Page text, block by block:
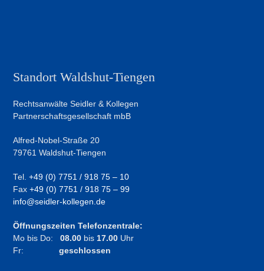
Standort Waldshut-Tiengen
Rechtsanwälte Seidler & Kollegen
Partnerschaftsgesellschaft mbB
Alfred-Nobel-Straße 20
79761 Waldshut-Tiengen
Tel.+49 (0) 7751 / 918 75 – 10
Fax+49 (0) 7751 / 918 75 – 99
info@seidler-kollegen.de
Öffnungszeiten Telefonzentrale:
Mo bis Do:08.00 bis17.00 Uhr
Fr:geschlossen